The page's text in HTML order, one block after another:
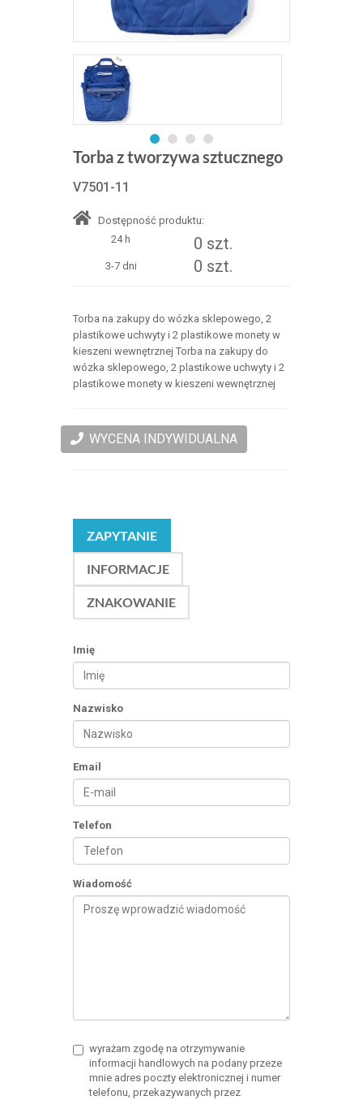
Torba z tworzywa sztucznego
V7501-11
Dostępność produktu:
24 h
0 szt.
3-7 dni 0 szt.
Torba na zakupy do wózka sklepowego, 2
plastikowe uchwyty i 2 plastikowe monety w
kieszeni wewnętrznej Torba na zakupy do
wózka sklepowego, 2 plastikowe uchwyty i 2
plastikowe monety w kieszeni wewnętrznej
WYCENA INDYWIDUALNA
ZAPYTANIE
INFORMACJE
ZNAKOWANIE
Imię
Nazwisko
Email
Telefon
Wiadomość
wyrażam zgodę na otrzymywanie
informacji handlowych na podany przeze
mnie adres poczty elektronicznej i numer
telefonu, przekazywanych przez